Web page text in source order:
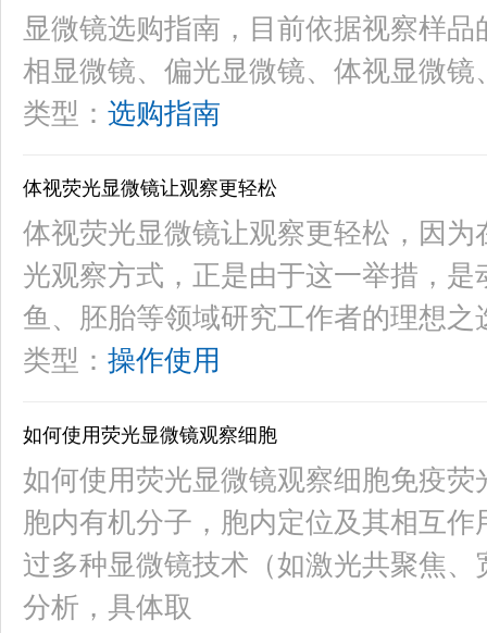
显微镜选购指南，目前依据视察样
相显微镜、偏光显微镜、体视显微
类型： 选购指南
体视荧光显微镜让观察更轻松
体视荧光显微镜让观察更轻松，因
光观察方式，正是由于这一举措，
鱼、胚胎等领域研究工作者的理想之
类型： 操作使用
如何使用荧光显微镜观察细胞
如何使用荧光显微镜观察细胞免疫
胞内有机分子，胞内定位及其相互
过多种显微镜技术（如激光共聚焦
分析，具体取